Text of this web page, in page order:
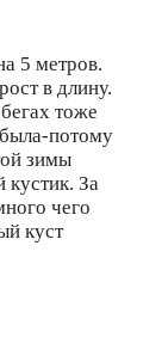
5 метров.
в длину.
тоже
потому
зимы
кустик. За
чего
куст